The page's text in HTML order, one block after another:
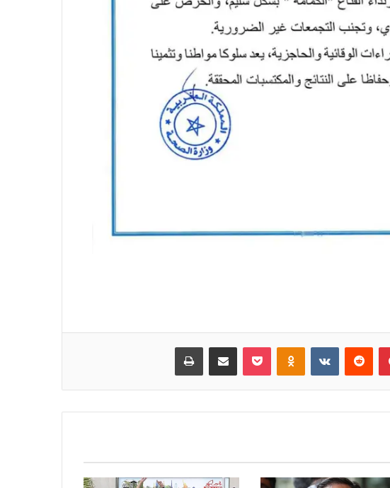
بينتيريست Odnoklassniki
بوكيت مشاركة عبر البريد طباعة